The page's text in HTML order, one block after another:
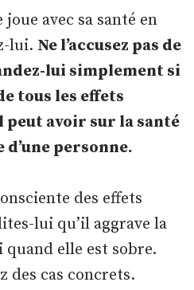
joue avec sa santé en
lui. Ne l’accusez pas de
lui simplement si
tous les effets
peut avoir sur la santé
personne.
des effets
lui qu’il aggrave la
elle est sobre.
des cas concrets.